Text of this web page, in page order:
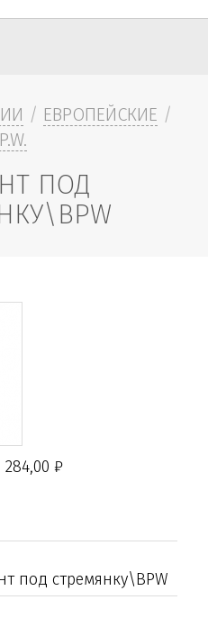
/ ЕВРОПЕЙСКИЕ /
ПОД
284,00 ₽
под стремянку\BPW